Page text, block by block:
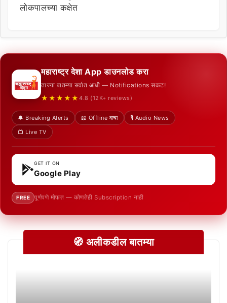
लोकपालच्या कक्षेत
महाराष्ट्र देशा App डाउनलोड करा
ताज्या बातम्या सर्वात आधी — Notifications सकट!
★★★★★ 4.8 (12K+ reviews)
🔔 Breaking Alerts 📖 Offline वाचा
🎙️ Audio News
📺 Live TV
GET IT ON
Google Play
FREE पूर्णपणे मोफत — कोणतेही Subscription नाही
🧭 अलीकडील बातम्या